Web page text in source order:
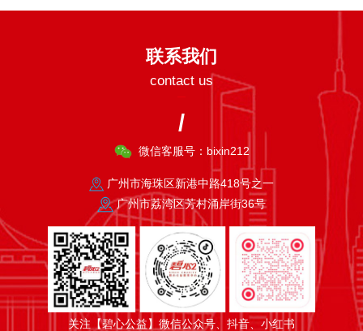
联系我们
contact us
/
微信客服号：bixin212
广州市海珠区新港中路418号之一
广州市荔湾区芳村涌岸街36号
关注【碧心公益】微信公众号、抖音、小红书